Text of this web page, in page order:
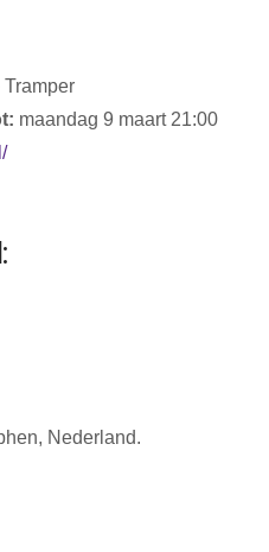
maandag 9 maart 21:00
Nederland.